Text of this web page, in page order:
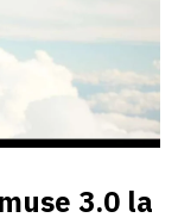
3.0 la